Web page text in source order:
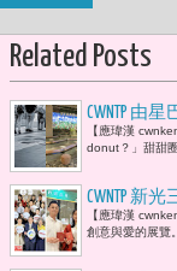
Related Posts
CWNTP 由
人潮看都
【應瑋漢
donut？」甜甜
CWNTP 新
東方美人
【應瑋漢
創意與愛的展覽